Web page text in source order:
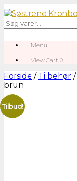
Gå
til
indhold
Søg
efter:
Menu
View
cart
View Cart 0
Forside / Tilbehør /
brun
Tilbud!